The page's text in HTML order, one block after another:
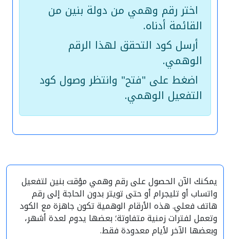
اختر رقم وهمي من دولة بنين من
القائمة أدناه.
أرسل كود التحقق لهذا الرقم
الوهمي.
اضغط على "فتح" وانتظر وصول كود
التفعيل الوهمي.
يمكنك الآن الحصول على رقم وهمي مؤقت بنين لتفعيل
واتساب أو تليجرام أو حتى تويتر بدون الحاجة إلى رقم
هاتف فعلي. هذه الأرقام الوهمية تكون جاهزة مع الكود
وتعمل لفترات زمنية متفاوتة؛ بعضها يدوم لعدة أشهر،
وبعضها الآخر لأيام معدودة فقط.